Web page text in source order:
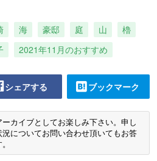
海 豪邸 庭 山
櫓
2021年11月のおすすめ
シェアする ブックマーク
カイブとしてお楽しみ下さい。申し
についてお問い合わせ頂いてもお答